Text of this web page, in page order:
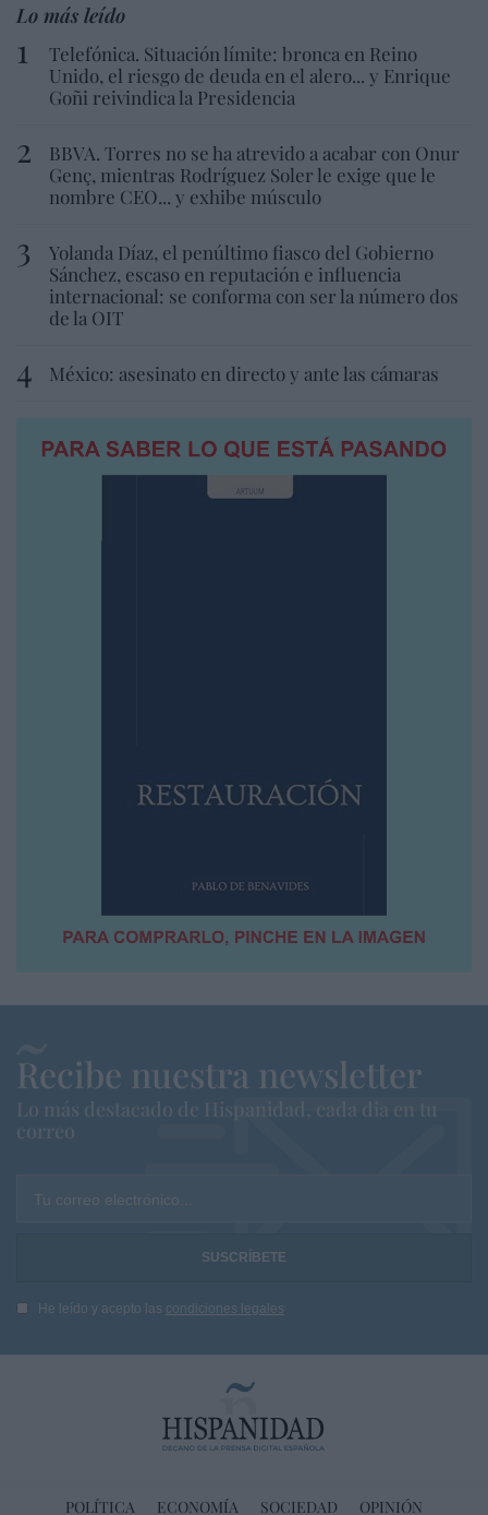
Lo más leído
Telefónica. Situación límite: bronca en Reino
Unido, el riesgo de deuda en el alero... y Enrique
Goñi reivindica la Presidencia
BBVA. Torres no se ha atrevido a acabar con Onur
Genç, mientras Rodríguez Soler le exige que le
nombre CEO... y exhibe músculo
Yolanda Díaz, el penúltimo fiasco del Gobierno
Sánchez, escaso en reputación e influencia
internacional: se conforma con ser la número dos
de la OIT
México: asesinato en directo y ante las cámaras
Recibe nuestra newsletter
Lo más destacado de Hispanidad, cada dia en tu
correo
Tu correo electrónico...
He leído y acepto las condiciones legales
POLÍTICA ECONOMÍA SOCIEDAD OPINIÓN